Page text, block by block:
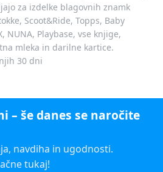
za izdelke blagovnih znamk
Scoot&Ride, Topps, Baby
NUNA, Playbase, vse knjige,
mleka in darilne kartice.
30 dni
– še danes se naročite
navdiha in ugodnosti.
tukaj!